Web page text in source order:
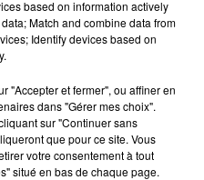
sec
DU 28/11/2024 À
based on information actively
Match and combine data from
Identify devices based on
"Accepter et fermer", ou affiner en
dans "Gérer mes choix".
sur "Continuer sans
que pour ce site. Vous
votre consentement à tout
situé en bas de chaque page.